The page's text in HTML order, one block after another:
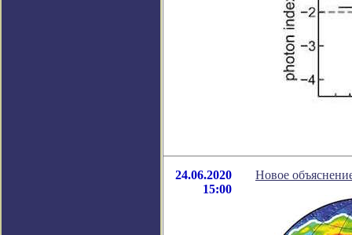
24.06.2020
15:00
Новое